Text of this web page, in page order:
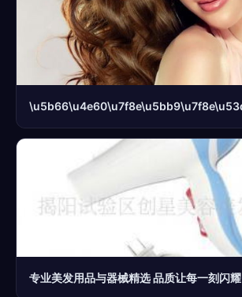
专业美发用品与器械精选 品质让每一刻闪耀